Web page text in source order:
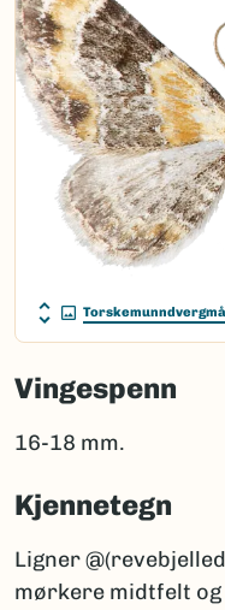
Vingespenn
16-18 mm.
Kjennetegn
Ligner
mørkere midtfelt